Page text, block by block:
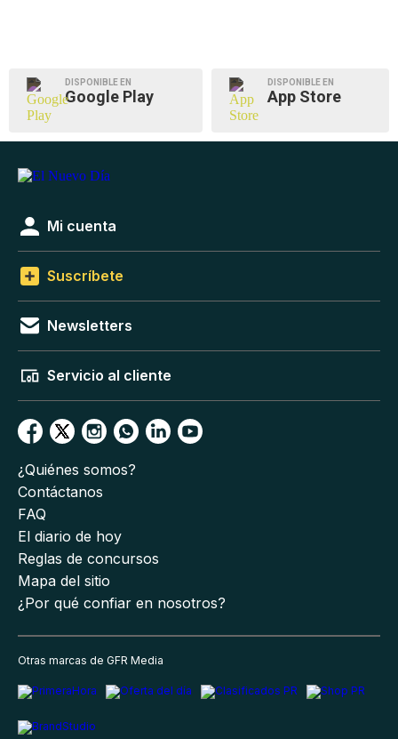
DISPONIBLE EN
Google Play
DISPONIBLE EN
App Store
Mi cuenta
Suscríbete
Newsletters
Servicio al cliente
¿Quiénes somos?
Contáctanos
FAQ
El diario de hoy
Reglas de concursos
Mapa del sitio
¿Por qué confiar en nosotros?
Otras marcas de GFR Media